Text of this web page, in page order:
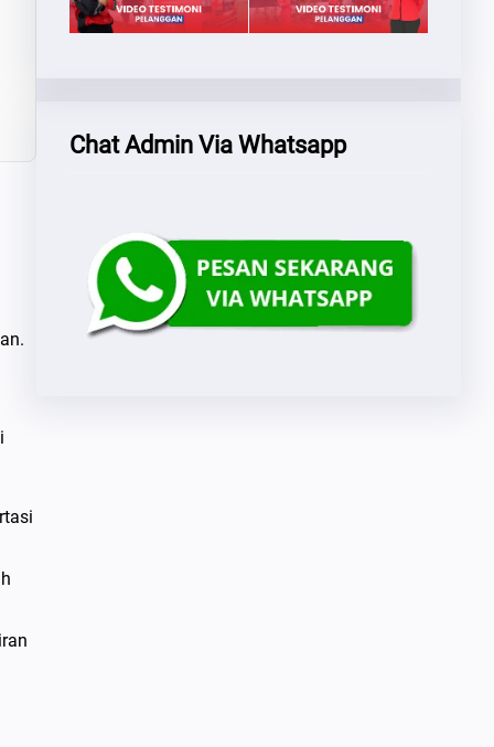
Chat Admin Via Whatsapp